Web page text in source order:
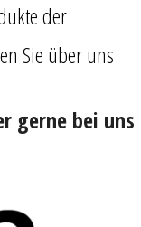
der
Sie über uns
gerne bei uns